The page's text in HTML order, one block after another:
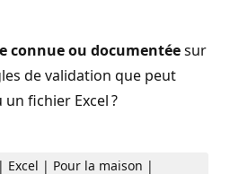
connue ou documentéesur
de validation que peut
fichier Excel ?
Excel | Pour la maison |